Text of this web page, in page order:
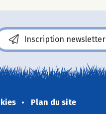
Inscription newsletter
Plan du site